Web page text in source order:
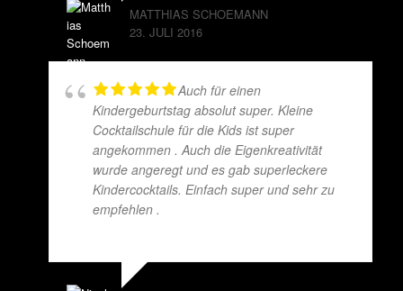
MATTHIAS SCHOEMANN
23. JULI 2016
Auch für einen
Kindergeburtstag absolut super. Kleine
Cocktailschule für die Kids ist super
angekommen . Auch die Eigenkreativität
wurde angeregt und es gab superleckere
Kindercocktails. Einfach super und sehr zu
empfehlen .